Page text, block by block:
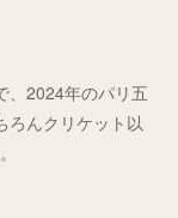
、2024年のパリ五
ろんクリケット以